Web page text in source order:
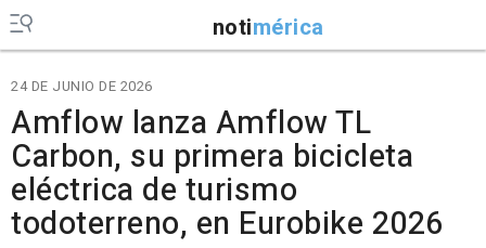
notimérica
24 DE JUNIO DE 2026
Amflow lanza Amflow TL
Carbon, su primera bicicleta
eléctrica de turismo
todoterreno, en Eurobike 2026